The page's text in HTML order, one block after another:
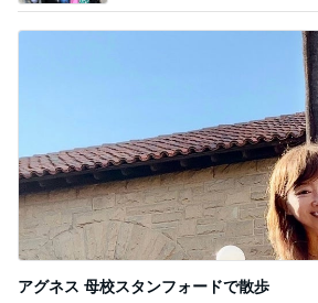
アグネス 母校スタンフォードで散歩